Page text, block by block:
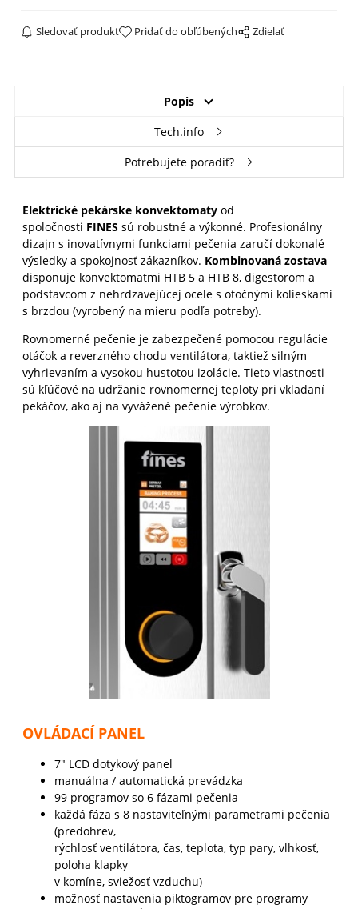
Sledovať produkt Pridať do obľúbených Zdielať
Popis
Tech.info
Potrebujete poradiť?
Elektrické pekárske konvektomaty od
spoločnosti FINES sú robustné a výkonné. Profesionálny
dizajn s inovatívnymi funkciami pečenia zaručí dokonalé
výsledky a spokojnosť zákazníkov. Kombinovaná zostava
disponuje konvektomatmi HTB 5 a HTB 8, digestorom a
podstavcom z nehrdzavejúcej ocele s otočnými kolieskami
s brzdou (vyrobený na mieru podľa potreby).
Rovnomerné pečenie je zabezpečené pomocou regulácie
otáčok a reverzného chodu ventilátora, taktiež silným
vyhrievaním a vysokou hustotou izolácie. Tieto vlastnosti
sú kľúčové na udržanie rovnomernej teploty pri vkladaní
pekáčov, ako aj na vyvážené pečenie výrobkov.
OVLÁDACÍ PANEL
7" LCD dotykový panel
manuálna / automatická prevádzka
99 programov so 6 fázami pečenia
každá fáza s 8 nastaviteľnými parametrami pečenia
(predohrev,
rýchlosť ventilátora, čas, teplota, typ pary, vlhkosť,
poloha klapky
v komíne, sviežosť vzduchu)
možnosť nastavenia piktogramov pre programy